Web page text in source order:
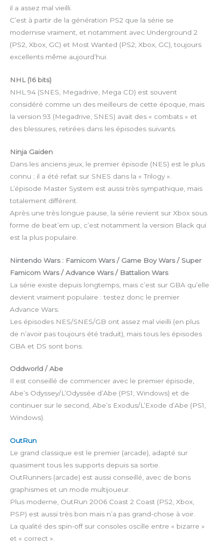
il a assez mal vieilli.
C’est à partir de la génération PS2 que la série se
modernise vraiment, et notamment avec Underground 2
(PS2, Xbox, GC) et Most Wanted (PS2, Xbox, GC), toujours
excellents même aujourd’hui.
NHL (16 bits)
NHL 94 (SNES, Megadrive, Mega CD) est souvent
considéré comme un des meilleurs de cette époque, mais
la version 93 (Megadrive, SNES) avait des « combats » et
des blessures, retirées dans les épisodes suivants.
Ninja Gaiden
Dans les anciens jeux, le premier épisode (NES) est le plus
connu ; il a été refait sur SNES dans la « Trilogy ».
L’épisode Master System est aussi très sympathique, mais
totalement différent.
Après une très longue pause, la série revient sur Xbox sous
forme de beat’em up, c’est notamment la version Black qui
est la plus populaire.
Nintendo Wars : Famicom Wars / Game Boy Wars / Super
Famicom Wars / Advance Wars / Battalion Wars
La série existe depuis longtemps, mais c’est sur GBA qu’elle
devient vraiment populaire : testez donc le premier
Advance Wars.
Les épisodes NES/SNES/GB ont assez mal vieilli (en plus
de n’avoir pas toujours été traduit), mais tous les épisodes
GBA et DS sont bons.
Oddworld / Abe
Il est conseillé de commencer avec le premier épisode,
Abe’s Odyssey/L’Odyssée d’Abe (PS1, Windows) et de
continuer sur le second, Abe’s Exodus/L’Exode d’Abe (PS1,
Windows).
OutRun
Le grand classique est le premier (arcade), adapté sur
quasiment tous les supports depuis sa sortie.
OutRunners (arcade) est aussi conseillé, avec de bons
graphismes et un mode multijoueur.
Plus moderne, OutRun 2006 Coast 2 Coast (PS2, Xbox,
PSP) est aussi très bon mais n’a pas grand-chose à voir.
La qualité des spin-off sur consoles oscille entre « bizarre »
et « correct ».